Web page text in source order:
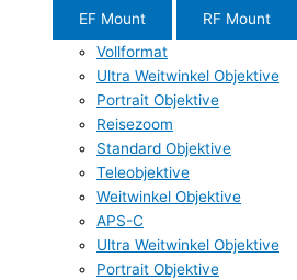
EF Mount
RF Mount
Vollformat
Ultra Weitwinkel Objektive
Portrait Objektive
Reisezoom
Standard Objektive
Teleobjektive
Weitwinkel Objektive
APS-C
Ultra Weitwinkel Objektive
Portrait Objektive